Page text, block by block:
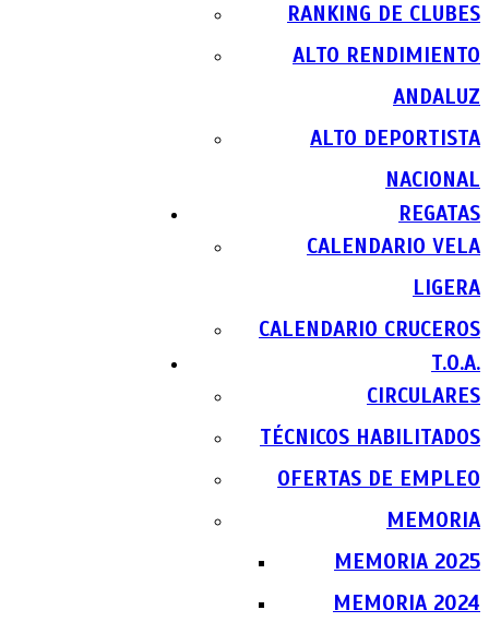
RANKING DE CLUBES
ALTO RENDIMIENTO
ANDALUZ
ALTO DEPORTISTA
NACIONAL
REGATAS
CALENDARIO VELA
LIGERA
CALENDARIO CRUCEROS
T.O.A.
CIRCULARES
TÉCNICOS HABILITADOS
OFERTAS DE EMPLEO
MEMORIA
MEMORIA 2025
MEMORIA 2024